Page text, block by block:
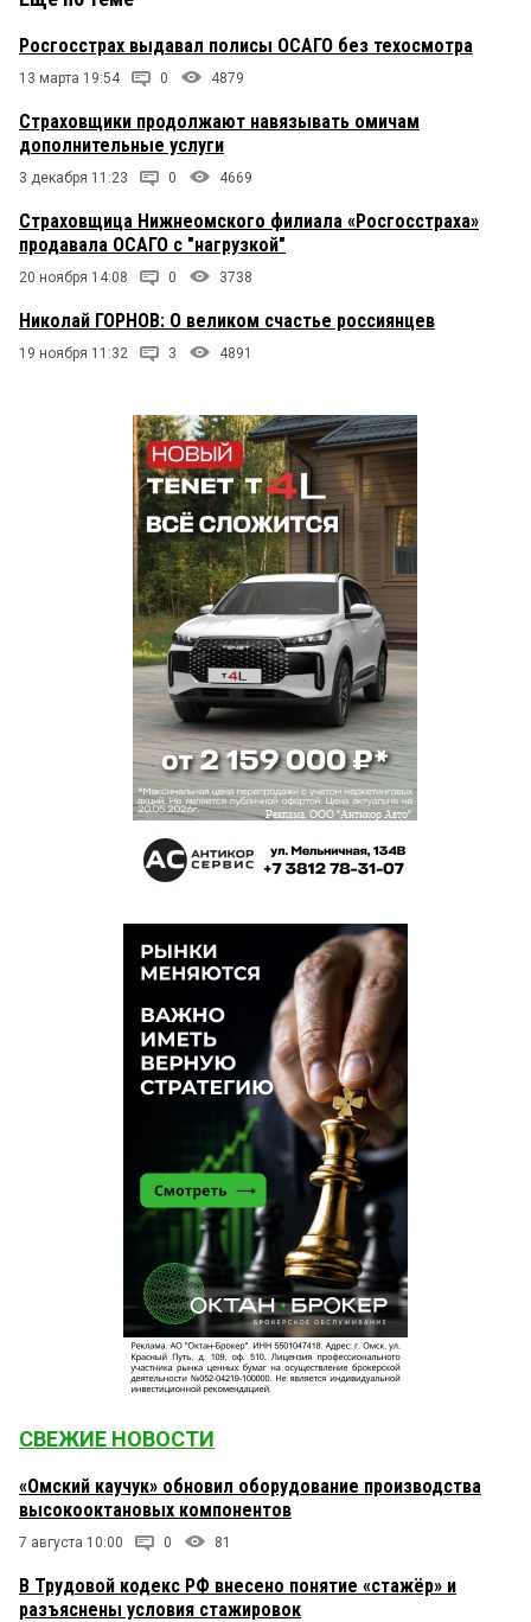
Росгосстрах выдавал полисы ОСАГО без техосмотра
13 марта 19:54 0 4879
Страховщики продолжают навязывать омичам
дополнительные услуги
3 декабря 11:23 0 4669
Страховщица Нижнеомского филиала «Росгосстраха»
продавала ОСАГО с "нагрузкой"
20 ноября 14:08 0 3738
Николай ГОРНОВ: О великом счастье россиянцев
19 ноября 11:32 3 4891
СВЕЖИЕ НОВОСТИ
«Омский каучук» обновил оборудование производства
высокооктановых компонентов
7 августа 10:00 0 81
В Трудовой кодекс РФ внесено понятие «стажёр» и
разъяснены условия стажировок